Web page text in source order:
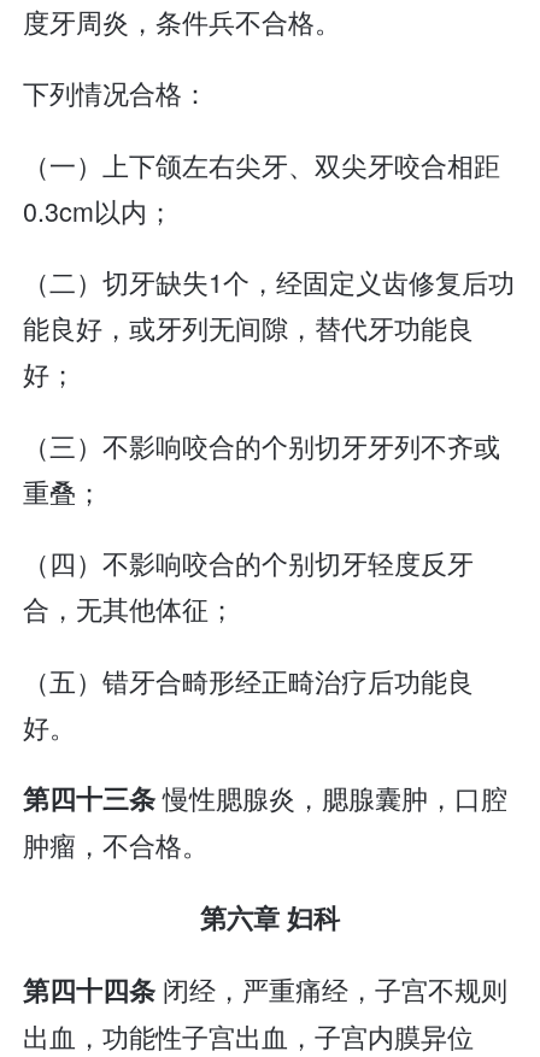
度牙周炎，条件兵不合格。
下列情况合格：
（一）上下颌左右尖牙、双尖牙咬合相距
0.3cm以内；
（二）切牙缺失1个，经固定义齿修复后功
能良好，或牙列无间隙，替代牙功能良
好；
（三）不影响咬合的个别切牙牙列不齐或
重叠；
（四）不影响咬合的个别切牙轻度反牙
合，无其他体征；
（五）错牙合畸形经正畸治疗后功能良
好。
第四十三条慢性腮腺炎，腮腺囊肿，口腔
肿瘤，不合格。
第六章 妇科
第四十四条 闭经，严重痛经，子宫不规则
出血，功能性子宫出血，子宫内膜异位